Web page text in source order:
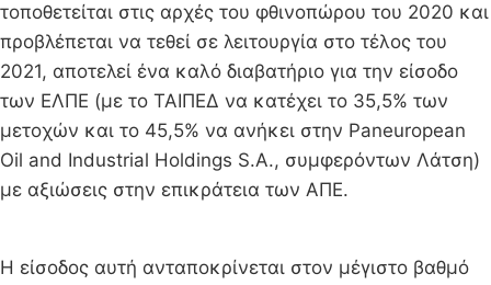
τοποθετείται στις αρχές του φθινοπώρου του 2020 και
προβλέπεται να τεθεί σε λειτουργία στο τέλος του
2021, αποτελεί ένα καλό διαβατήριο για την είσοδο
των ΕΛΠΕ (με το ΤΑΙΠΕΔ να κατέχει το 35,5% των
μετοχών και το 45,5% να ανήκει στην Paneuropean
Oil and Industrial Holdings S.A., συμφερόντων Λάτση)
με αξιώσεις στην επικράτεια των ΑΠΕ.
Η είσοδος αυτή ανταποκρίνεται στον μέγιστο βαθμό